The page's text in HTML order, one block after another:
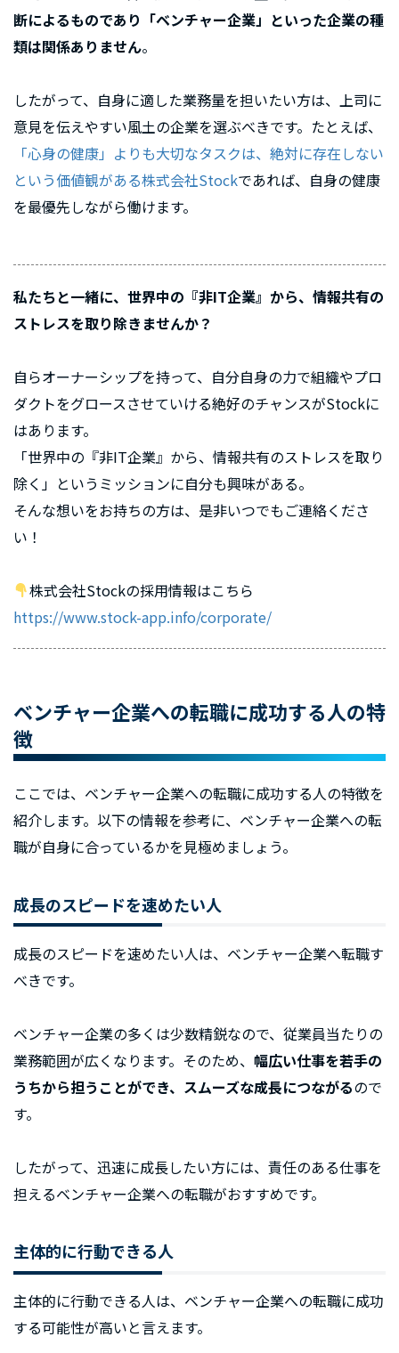
断によるものであり「ベンチャー企業」といった企業の種
類は関係ありません。
したがって、自身に適した業務量を担いたい方は、上司に
意見を伝えやすい風土の企業を選ぶべきです。たとえば、
「心身の健康」よりも大切なタスクは、絶対に存在しない
という価値観がある株式会社Stockであれば、自身の健康
を最優先しながら働けます。
私たちと一緒に、世界中の『非IT企業』から、情報共有の
ストレスを取り除きませんか？
自らオーナーシップを持って、自分自身の力で組織やプロ
ダクトをグロースさせていける絶好のチャンスがStockに
はあります。
「世界中の『非IT企業』から、情報共有のストレスを取り
除く」というミッションに自分も興味がある。
そんな想いをお持ちの方は、是非いつでもご連絡くださ
い！
株式会社Stockの採用情報はこちら
https://www.stock-app.info/corporate/
ベンチャー企業への転職に成功する人の特
徴
ここでは、ベンチャー企業への転職に成功する人の特徴を
紹介します。以下の情報を参考に、ベンチャー企業への転
職が自身に合っているかを見極めましょう。
成長のスピードを速めたい人
成長のスピードを速めたい人は、ベンチャー企業へ転職す
べきです。
ベンチャー企業の多くは少数精鋭なので、従業員当たりの
業務範囲が広くなります。そのため、 幅広い仕事を若手の
うちから担うことができ、スムーズな成長につながるので
す。
したがって、迅速に成長したい方には、責任のある仕事を
担えるベンチャー企業への転職がおすすめです。
主体的に行動できる人
主体的に行動できる人は、ベンチャー企業への転職に成功
する可能性が高いと言えます。